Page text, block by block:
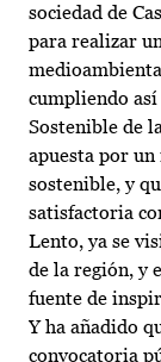
sociedad de
para realizar
cumpliendo
Sostenible de
apuesta por
sostenible, y
satisfactoria
Lento, ya se
de la región, y
fuente de
Y ha añadido
convocatoria